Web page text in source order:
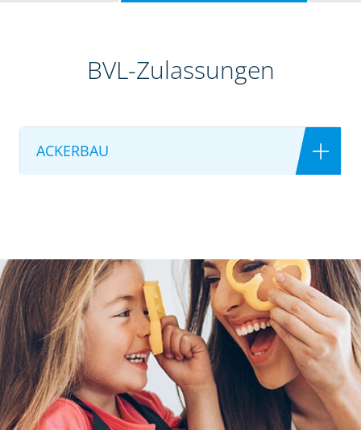
BVL-Zulassungen
ACKERBAU